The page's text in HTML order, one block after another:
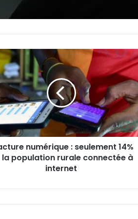
numérique : seulement 14%
la population rurale connectée à
internet